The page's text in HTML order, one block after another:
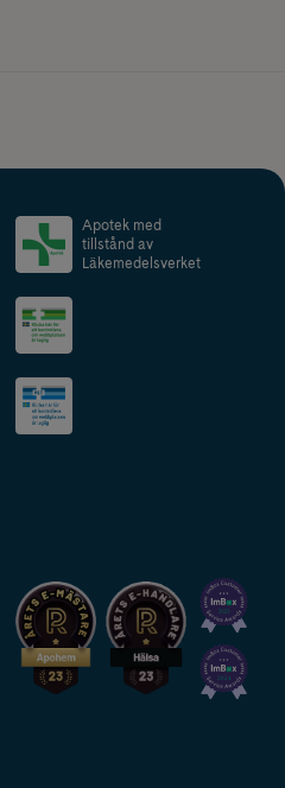
Apotek med
tillstånd av
Läkemedelsverket
2024